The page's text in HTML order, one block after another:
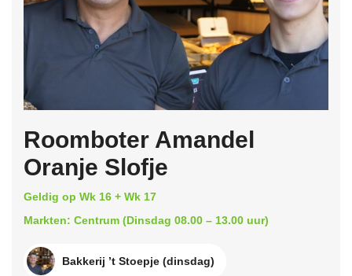
Roomboter Amandel
Oranje Slofje
Geldig op Wk 16 + Wk 17
Markten: Centrum (Dinsdag 08.00 – 13.00 uur)
Bakkerij ’t Stoepje (dinsdag)